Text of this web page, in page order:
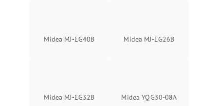
Midea MJ-EG40B Midea MJ-EG26B
Midea MJ-EG32B Midea YQG30-08A